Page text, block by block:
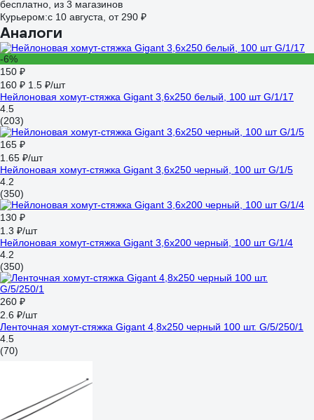
бесплатно , из 3 магазинов
Курьером:c 10 августа, от 290 ₽
Аналоги
-6%
150 ₽
160 ₽ 1.5 ₽/шт
Нейлоновая хомут-стяжка Gigant 3,6х250 белый, 100 шт G/1/17
4.5
(203)
165 ₽
1.65 ₽/шт
Нейлоновая хомут-стяжка Gigant 3,6х250 черный, 100 шт G/1/5
4.2
(350)
130 ₽
1.3 ₽/шт
Нейлоновая хомут-стяжка Gigant 3,6х200 черный, 100 шт G/1/4
4.2
(350)
260 ₽
2.6 ₽/шт
Ленточная хомут-стяжка Gigant 4,8x250 черный 100 шт. G/5/250/1
4.5
(70)